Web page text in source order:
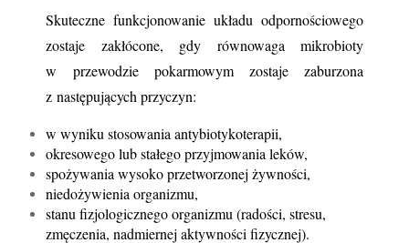
Skuteczne funkcjonowanie układu odpornościowego
zostaje zakłócone, gdy równowaga mikrobioty
w przewodzie pokarmowym zostaje zaburzona
z następujących przyczyn:
w wyniku stosowania antybiotykoterapii,
okresowego lub stałego przyjmowania leków,
spożywania wysoko przetworzonej żywności,
niedożywienia organizmu,
stanu fizjologicznego organizmu (radości, stresu,
zmęczenia, nadmiernej aktywności fizycznej).